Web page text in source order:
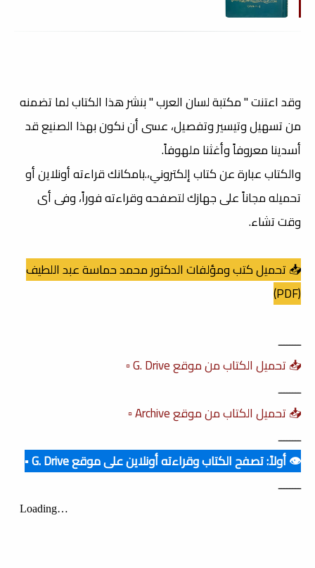
وقد اعتنت " مكتبة لسان العرب " بنشر هذا الكتاب لما تضمنه
من تسهيل وتيسير وتفصيل، عسى أن نكون بهذا الصنيع قد
أسدينا معروفاً وأغثنا ملهوفاً.
والكتاب عبارة عن كتاب إلكتروني،.بامكانك قراءته أونلاين أو
تحميله مجاناً على جهازك لتصفحه وقراءته فوراً، وفى أى
وقت تشاء.
📥 تحميل كتب ومؤلفات الدكتور محمد حماسة عبد اللطيف
(PDF)
ــــــــ
📥 تحميل الكتاب من موقع G. Drive ▫️
ــــــــ
📥 تحميل الكتاب من موقع Archive ▫️
ــــــــ
👁️ أولاً: تصفح الكتاب وقراءته أونلاين على موقع G. Drive ▪️
ــــــــ